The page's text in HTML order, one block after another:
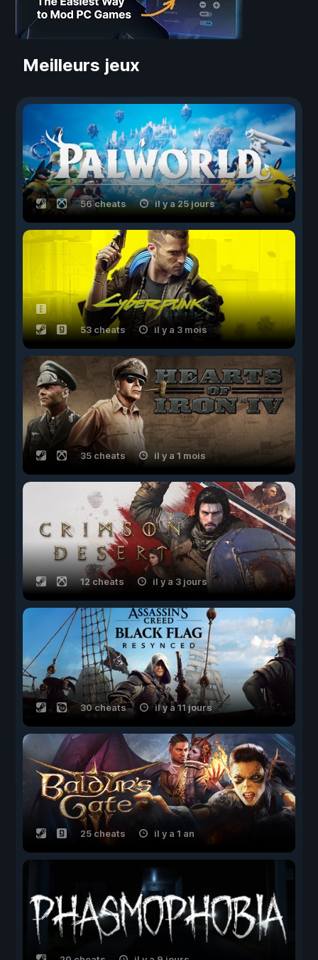
Meilleurs jeux
56 cheats il y a 25 jours
53 cheats il y a 3 mois
35 cheats il y a 1 mois
12 cheats il y a 3 jours
30 cheats il y a 11 jours
25 cheats il y a 1 an